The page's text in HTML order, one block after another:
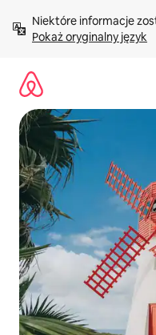
treści Pokaż oryginalny język